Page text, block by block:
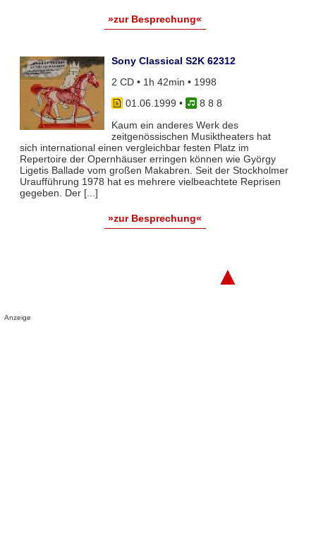
»zur Besprechung«
Sony Classical S2K 62312
2 CD • 1h 42min • 1998
01.06.1999 •
8 8 8
Kaum ein anderes Werk des
zeitgenössischen Musiktheaters hat
sich international einen vergleichbar festen Platz im
Repertoire der Opernhäuser erringen können wie György
Ligetis Ballade vom großen Makabren. Seit der Stockholmer
Uraufführung 1978 hat es mehrere vielbeachtete Reprisen
gegeben. Der [...]
»zur Besprechung«
▲
Anzeige